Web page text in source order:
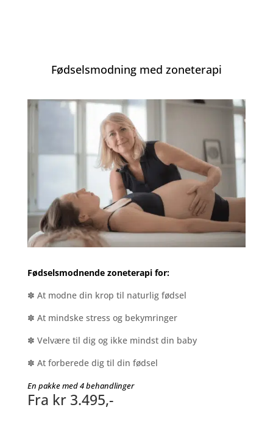
Fødselsmodning med zoneterapi
Fødselsmodnende zoneterapi for:
✽ At modne din krop til naturlig fødsel
✽ At mindske stress og bekymringer
✽ Velvære til dig og ikke mindst din baby
✽ At forberede dig til din fødsel
En pakke med 4 behandlinger
Fra kr 3.495,-